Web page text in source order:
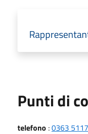
Punti di
telefono :0363